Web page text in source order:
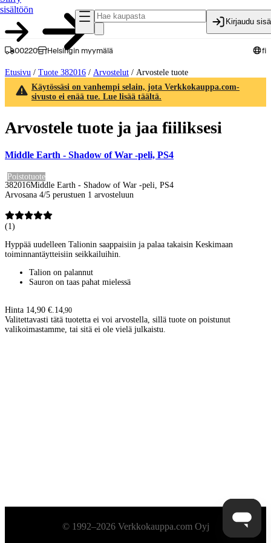
sisältöön
Kirjaudu
00220 Helsingin myymälä fi
Etusivu / Tuote 382016 / Arvostelut / Arvostele tuote
Käytössäsi on vanhempi selain, jota Verkkokauppa.com-
sivusto ei enää tue. Lue lisää täältä.
Arvostele tuote ja jaa fiiliksesi
Middle Earth - Shadow of War -peli, PS4
Poistotuote
382016Middle Earth - Shadow of War -peli, PS4
Arvosana 4/5 perustuen 1 arvosteluun
(1 )
Hyppää uudelleen Talionin saappaisiin ja palaa takaisin Keskimaan
toiminnantäytteisiin seikkailuihin.
Talion on palannut
Sauron on taas pahat mielessä
Hinta 14,90 €. 14,90
Valitettavasti tätä tuotetta ei voi arvostella, sillä tuote on poistunut
valikoimastamme, tai sitä ei ole vielä julkaistu.
Alatunniste© 1992–2026 Verkkokauppa.com Oyj